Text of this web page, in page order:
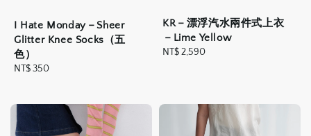
I Hate Monday－Sheer
Glitter Knee Socks（五
色）
Regular
NT$ 350
KR－漂浮汽水兩件式上衣
－Lime Yellow
Regular
NT$ 2,590